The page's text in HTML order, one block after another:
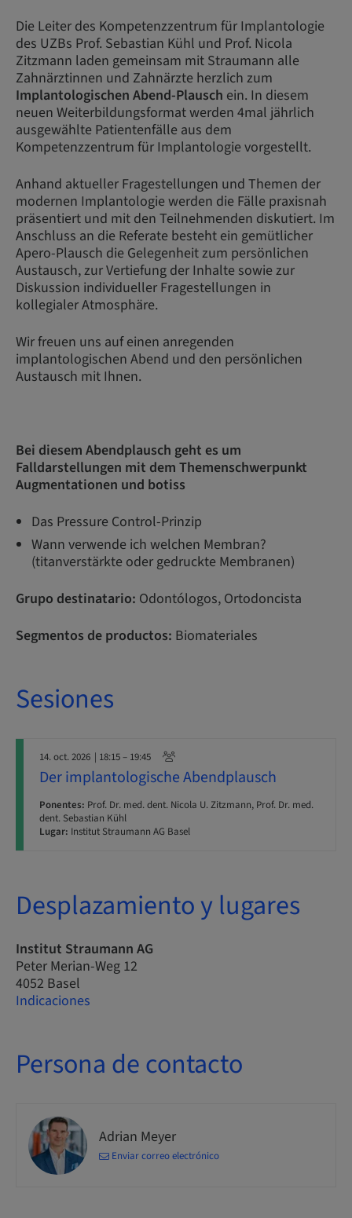
Die Leiter des Kompetenzzentrum für Implantologie
des UZBs Prof. Sebastian Kühl und Prof. Nicola
Zitzmann laden gemeinsam mit Straumann alle
Zahnärztinnen und Zahnärzte herzlich zum
Implantologischen Abend-Plausch ein. In diesem
neuen Weiterbildungsformat werden 4mal jährlich
ausgewählte Patientenfälle aus dem
Kompetenzzentrum für Implantologie vorgestellt.
Anhand aktueller Fragestellungen und Themen der
modernen Implantologie werden die Fälle praxisnah
präsentiert und mit den Teilnehmenden diskutiert. Im
Anschluss an die Referate besteht ein gemütlicher
Apero-Plausch die Gelegenheit zum persönlichen
Austausch, zur Vertiefung der Inhalte sowie zur
Diskussion individueller Fragestellungen in
kollegialer Atmosphäre.
Wir freuen uns auf einen anregenden
implantologischen Abend und den persönlichen
Austausch mit Ihnen.
Bei diesem Abendplausch geht es um
Falldarstellungen mit dem Themenschwerpunkt
Augmentationen und botiss
Das Pressure Control-Prinzip
Wann verwende ich welchen Membran?
(titanverstärkte oder gedruckte Membranen)
Grupo destinatario: Odontólogos, Ortodoncista
Segmentos de productos: Biomateriales
Sesiones
14. oct. 2026 | 18:15 – 19:45
Der implantologische Abendplausch
Ponentes: Prof. Dr. med. dent. Nicola U. Zitzmann, Prof. Dr. med.
dent. Sebastian Kühl
Lugar: Institut Straumann AG Basel
Desplazamiento y lugares
Institut Straumann AG
Peter Merian-Weg 12
4052 Basel
Indicaciones
Persona de contacto
Adrian Meyer
Enviar correo electrónico